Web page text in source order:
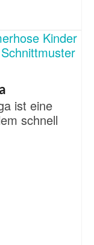
ist eine
schnell